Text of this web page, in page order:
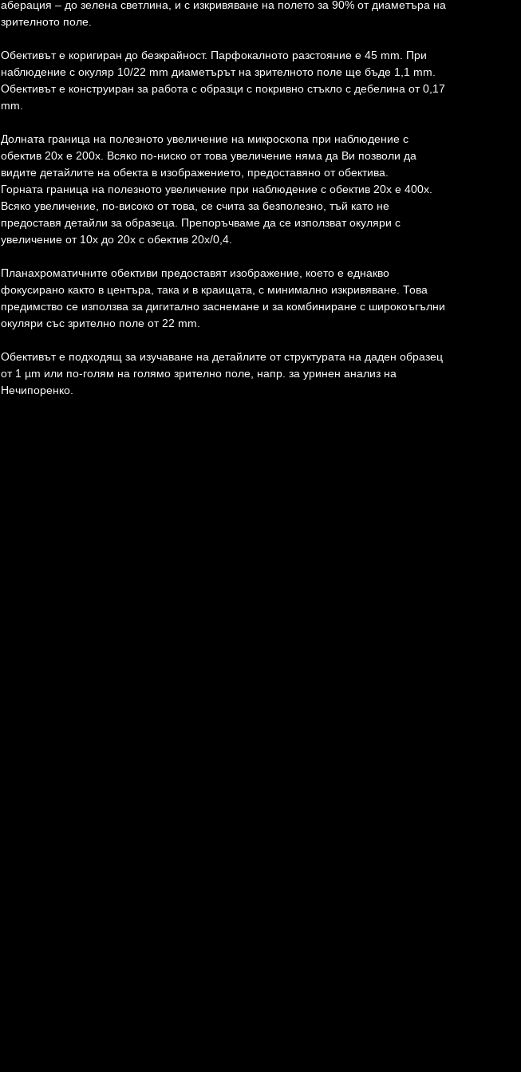
аберация – до зелена светлина, и с изкривяване на полето за 90% от диаметъра на
зрителното поле.
Обективът е коригиран до безкрайност. Парфокалното разстояние е 45 mm. При
наблюдение с окуляр 10/22 mm диаметърът на зрителното поле ще бъде 1,1 mm.
Обективът е конструиран за работа с образци с покривно стъкло с дебелина от 0,17
mm.
Долната граница на полезното увеличение на микроскопа при наблюдение с
обектив 20x е 200x. Всяко по-ниско от това увеличение няма да Ви позволи да
видите детайлите на обекта в изображението, предоставяно от обектива.
Горната граница на полезното увеличение при наблюдение с обектив 20x е 400x.
Всяко увеличение, по-високо от това, се счита за безполезно, тъй като не
предоставя детайли за образеца. Препоръчваме да се използват окуляри с
увеличение от 10x до 20x с обектив 20x/0,4.
Планахроматичните обективи предоставят изображение, което е еднакво
фокусирано както в центъра, така и в краищата, с минимално изкривяване. Това
предимство се използва за дигитално заснемане и за комбиниране с широкоъгълни
окуляри със зрително поле от 22 mm.
Обективът е подходящ за изучаване на детайлите от структурата на даден образец
от 1 µm или по-голям на голямо зрително поле, напр. за уринен анализ на
Нечипоренко.